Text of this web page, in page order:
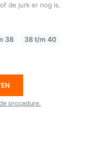
de jurk er nog is.
38
38 t/m 40
procedure.